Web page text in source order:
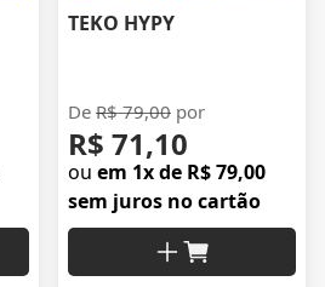
TEKO HYPY
De R$ 79,00 por
R$ 71,10
ou em 1x de R$ 79,00
sem juros no cartão